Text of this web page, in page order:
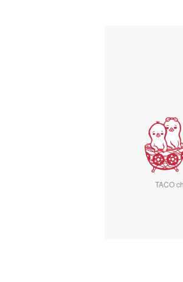
TACO